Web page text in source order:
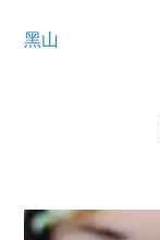
黑山